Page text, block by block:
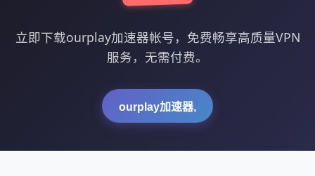
立即下载ourplay加速器帐号，免费畅享高质量VPN
服务，无需付费。
ourplay加速器,